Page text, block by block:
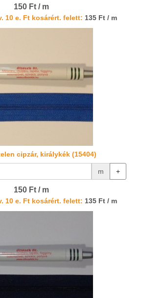
150 Ft / m
10 e. Ft kosárért. felett: 135 Ft / m
cipzár, királykék (15404)
m +
150 Ft / m
10 e. Ft kosárért. felett: 135 Ft / m